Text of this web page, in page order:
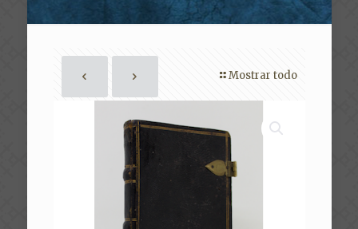
Mostrar todo